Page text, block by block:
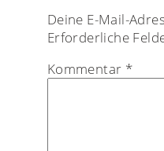
Deine E-Mail-
Erforderliche
Kommentar *